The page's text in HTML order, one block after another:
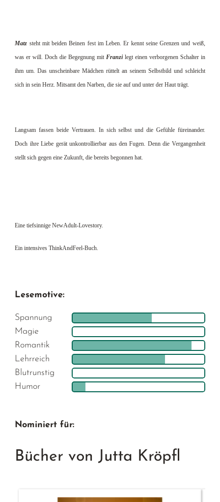
Matz steht mit beiden Beinen fest im Leben. Er kennt seine Grenzen und weiß,
was er will. Doch die Begegnung mit Franzilegt einen verborgenen Schalter in
ihm um. Das unscheinbare Mädchen rüttelt an seinem Selbstbild und schleicht
sich in sein Herz. Mitsamt den Narben, die sie auf und unter der Haut trägt.
Langsam fassen beide Vertrauen. In sich selbst und die Gefühle füreinander.
Doch ihre Liebe gerät unkontrollierbar aus den Fugen. Denn die Vergangenheit
stellt sich gegen eine Zukunft, die bereits begonnen hat.
Eine tiefsinnige NewAdult-Lovestory.
Ein intensives ThinkAndFeel-Buch.
Lesemotive:
Spannung
Magie
Romantik
Lehrreich
Blutrunstig
Humor
Nominiert für:
Bücher von Jutta Kröpfl